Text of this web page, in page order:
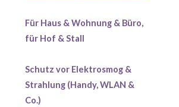
Für Haus & Wohnung & Büro,
für Hof & Stall
Schutz vor Elektrosmog &
Strahlung (Handy, WLAN &
Co.)